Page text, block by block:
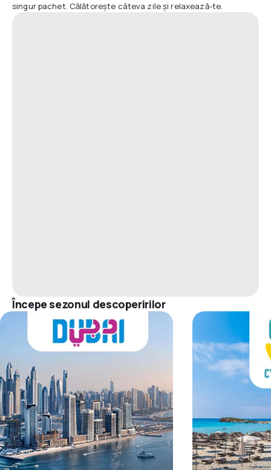
singur pachet. Călătorește câteva zile și relaxează-te.
Începe sezonul descoperirilor